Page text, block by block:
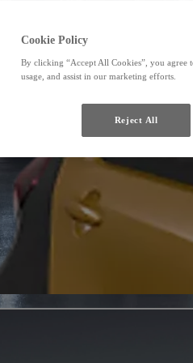
Cookie Policy
By clicking “Accept All Cookies”, you agree
usage, and assist in our marketing efforts.
Reject All